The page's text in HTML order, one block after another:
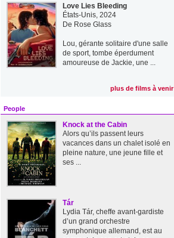
Love Lies Bleeding
États-Unis, 2024
De Rose Glass
Lou, gérante solitaire d'une salle
de sport, tombe éperdument
amoureuse de Jackie, une ...
plus de films à venir
People
Knock at the Cabin
Alors qu’ils passent leurs
vacances dans un chalet isolé en
pleine nature, une jeune fille et
ses ...
Tár
Lydia Tár, cheffe avant-gardiste
d’un grand orchestre
symphonique allemand, est au